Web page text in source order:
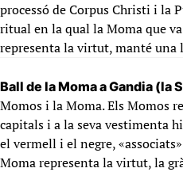
processó de Corpus Christi i la
ritual en la qual la Moma que
representa la virtut, manté
Ball de la Moma a Gandia (la
Momos i la Moma. Els Momos
capitals i a la seva vestimenta
el vermell i el negre,
Moma representa la virtut, la